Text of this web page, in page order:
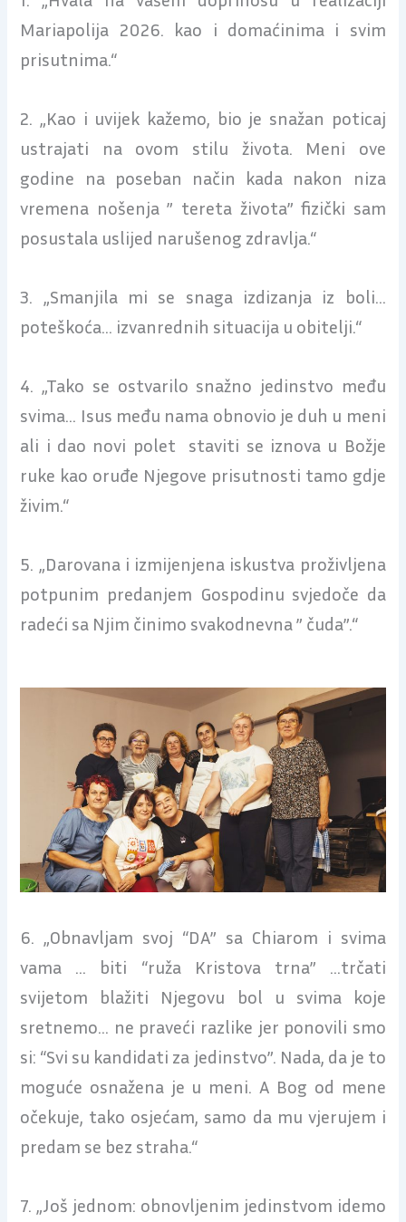
Mariapolija 2026. kao i domaćinima i svim
prisutnima.“
2. „Kao i uvijek kažemo, bio je snažan poticaj
ustrajati na ovom stilu života. Meni ove
godine na poseban način kada nakon niza
vremena nošenja ” tereta života” fizički sam
posustala uslijed narušenog zdravlja.“
3. „Smanjila mi se snaga izdizanja iz boli…
poteškoća… izvanrednih situacija u obitelji.“
4. „Tako se ostvarilo snažno jedinstvo među
svima… Isus među nama obnovio je duh u meni
ali i dao novi polet staviti se iznova u Božje
ruke kao oruđe Njegove prisutnosti tamo gdje
živim.“
5. „Darovana i izmijenjena iskustva proživljena
potpunim predanjem Gospodinu svjedoče da
radeći sa Njim činimo svakodnevna ” čuda”.“
6. „Obnavljam svoj “DA” sa Chiarom i svima
vama … biti “ruža Kristova trna” …trčati
svijetom blažiti Njegovu bol u svima koje
sretnemo… ne praveći razlike jer ponovili smo
si: “Svi su kandidati za jedinstvo”. Nada, da je to
moguće osnažena je u meni. A Bog od mene
očekuje, tako osjećam, samo da mu vjerujem i
predam se bez straha.“
7. „Još jednom: obnovljenim jedinstvom idemo